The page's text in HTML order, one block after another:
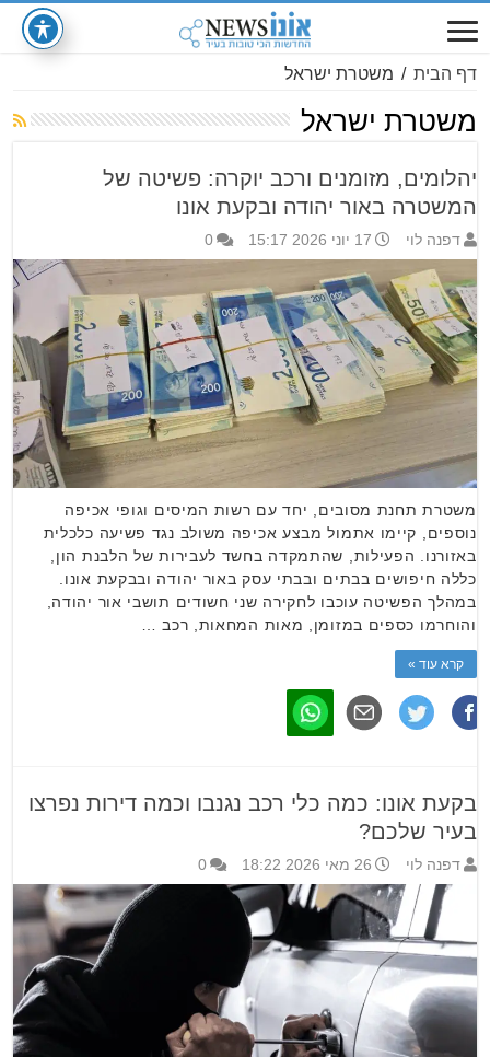
דף הבית / משטרת ישראל
משטרת ישראל
יהלומים, מזומנים ורכב יוקרה: פשיטה של
המשטרה באור יהודה ובקעת אונו
דפנה לוי 17 יוני 2026 15:17 0
משטרת תחנת מסובים, יחד עם רשות המיסים וגופי אכיפה
נוספים, קיימו אתמול מבצע אכיפה משולב נגד פשיעה כלכלית
באזורנו. הפעילות, שהתמקדה בחשד לעבירות של הלבנת הון,
כללה חיפושים בבתים ובבתי עסק באור יהודה ובבקעת אונו.
במהלך הפשיטה עוכבו לחקירה שני חשודים תושבי אור יהודה,
והוחרמו כספים במזומן, מאות המחאות, רכב …
קרא עוד »
בקעת אונו: כמה כלי רכב נגנבו וכמה דירות נפרצו
בעיר שלכם?
דפנה לוי 26 מאי 2026 18:22 0